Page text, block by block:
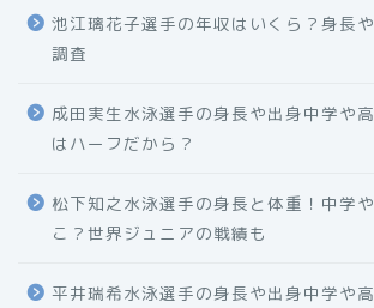
池江璃花子選手の年収はいくら？身長
調査
成田実生水泳選手の身長や出身中学や
はハーフだから？
松下知之水泳選手の身長と体重！中学
こ？世界ジュニアの戦績も
平井瑞希水泳選手の身長や出身中学や